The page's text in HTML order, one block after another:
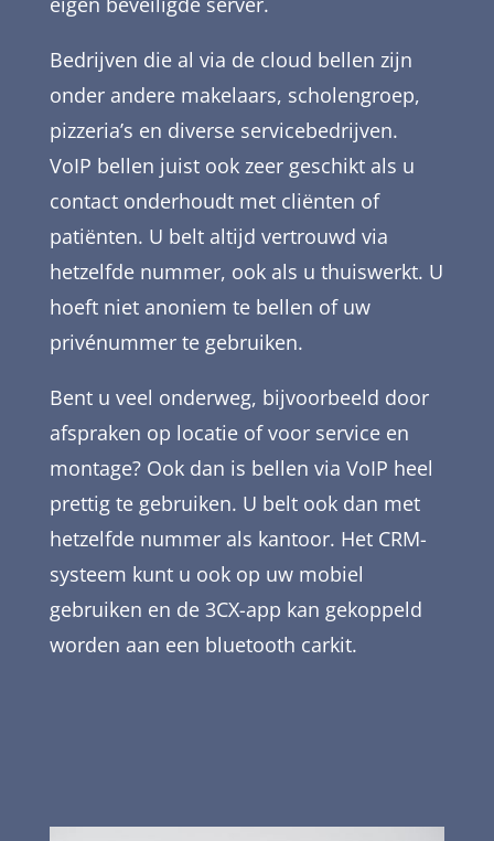
Bedrijven die al via de cloud bellen zijn
onder andere makelaars, scholengroep,
pizzeria’s en diverse servicebedrijven.
VoIP bellen juist ook zeer geschikt als u
contact onderhoudt met cliënten of
patiënten. U belt altijd vertrouwd via
hetzelfde nummer, ook als u thuiswerkt. U
hoeft niet anoniem te bellen of uw
privénummer te gebruiken.
Bent u veel onderweg, bijvoorbeeld door
afspraken op locatie of voor service en
montage? Ook dan is bellen via VoIP heel
prettig te gebruiken. U belt ook dan met
hetzelfde nummer als kantoor. Het CRM-
systeem kunt u ook op uw mobiel
gebruiken en de 3CX-app kan gekoppeld
worden aan een bluetooth carkit.